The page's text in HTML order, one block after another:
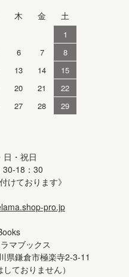
木 金 土
1
6 7
8
13 14
15
20 21
22
27 28
29
日・祝日
30-18：30
けております》
pro.jp
マブックス
県鎌倉市極楽寺2-3-11
ておりません）